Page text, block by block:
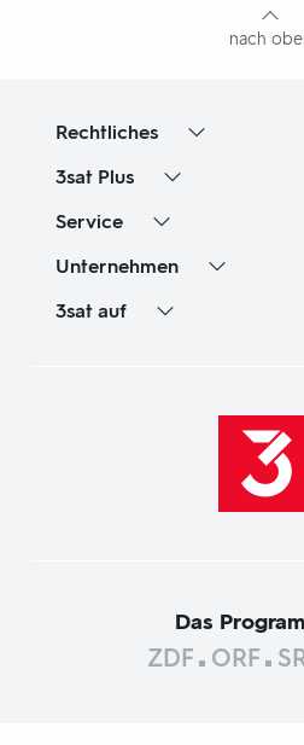
nach
Rechtliches
3sat Plus
Service
Unternehmen
3sat auf
Das
ZDF ORF